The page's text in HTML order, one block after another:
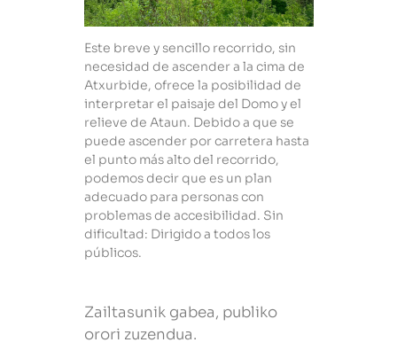
Este breve y sencillo recorrido, sin
necesidad de ascender a la cima de
Atxurbide, ofrece la posibilidad de
interpretar el paisaje del Domo y el
relieve de Ataun. Debido a que se
puede ascender por carretera hasta
el punto más alto del recorrido,
podemos decir que es un plan
adecuado para personas con
problemas de accesibilidad. Sin
dificultad: Dirigido a todos los
públicos.
Zailtasunik gabea, publiko
orori zuzendua.